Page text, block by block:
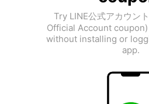
Try LINE公式アカウン
Official Account
without installing or
app.